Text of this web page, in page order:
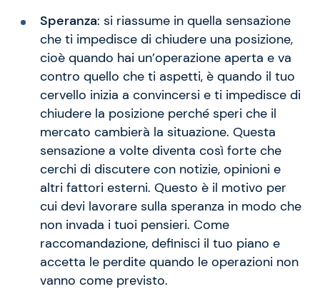
Speranza: si riassume in quella sensazione
che ti impedisce di chiudere una posizione,
cioè quando hai un’operazione aperta e va
contro quello che ti aspetti, è quando il tuo
cervello inizia a convincersi e ti impedisce di
chiudere la posizione perché speri che il
mercato cambierà la situazione. Questa
sensazione a volte diventa così forte che
cerchi di discutere con notizie, opinioni e
altri fattori esterni. Questo è il motivo per
cui devi lavorare sulla speranza in modo che
non invada i tuoi pensieri. Come
raccomandazione, definisci il tuo piano e
accetta le perdite quando le operazioni non
vanno come previsto.